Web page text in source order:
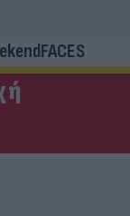
FACES